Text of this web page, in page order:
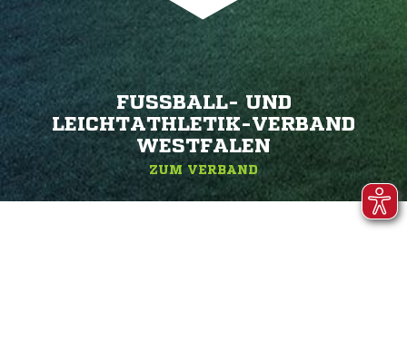
FUSSBALL- UND L
EICHTATHLETIK-VERBAND W
ESTFALEN
ZUM VERBAND